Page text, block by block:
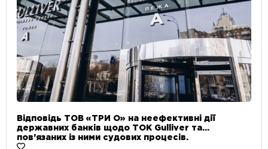
Відповідь ТОВ «ТРИ О» на неефективні дії
державних банків щодо ТОК Gulliver та
пов’язаних із ними судових процесів.